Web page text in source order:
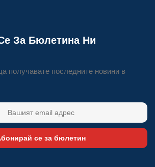
За Бюлетина Ни
получавате последните новини в
се за бюлетин